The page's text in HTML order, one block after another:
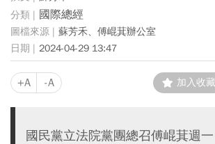
國際總經
蘇芳禾、傅崐萁辦公室
2024-04-29 13:47
+A -A 加入收藏
國民黨立法院黨團總召傅崐萁週一